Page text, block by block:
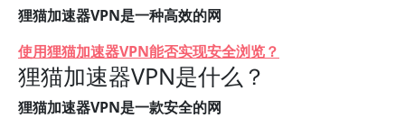
狸猫加速器VPN是一种高效的网
使用狸猫加速器VPN能否实现安全浏览？
狸猫加速器VPN是什么？
狸猫加速器VPN是一款安全的网